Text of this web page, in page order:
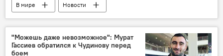
В мире Новости
"Можешь даже невозможное": Мурат
Гассиев обратился к Чудинову перед
боем